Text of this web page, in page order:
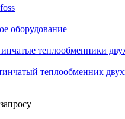
оборудование
теплообменники
теплообменник